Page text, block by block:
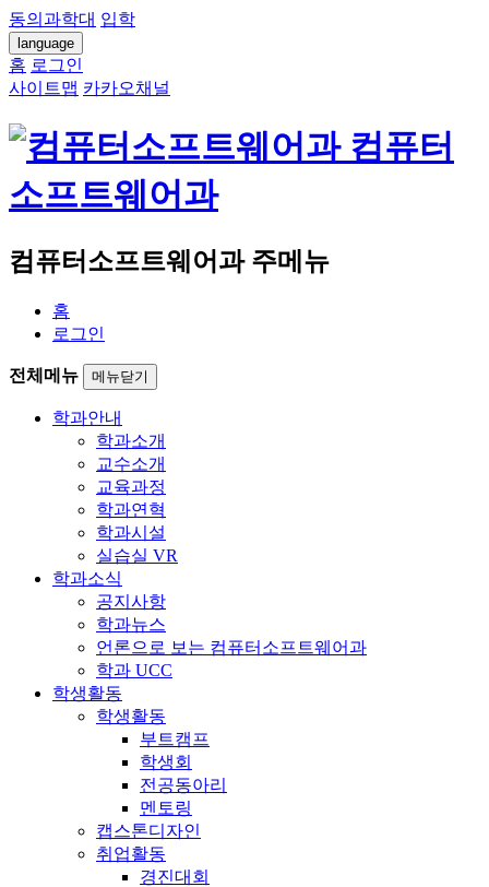
동의과학대 입학
language
홈 로그인
사이트맵 카카오채널
컴퓨터
소프트웨어과
컴퓨터소프트웨어과 주메뉴
홈
로그인
전체메뉴 메뉴닫기
학과안내
학과소개
교수소개
교육과정
학과연혁
학과시설
실습실 VR
학과소식
공지사항
학과뉴스
언론으로 보는 컴퓨터소프트웨어과
학과 UCC
학생활동
학생활동
부트캠프
학생회
전공동아리
멘토링
캡스톤디자인
취업활동
경진대회